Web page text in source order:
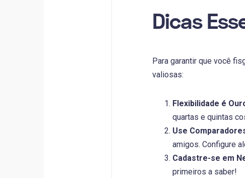
Dicas
Para garantir que você
valiosas:
Flexibilidade é
quartas e quintas
Use
amigos. Configure
Cadastre-se em
primeiros a saber!